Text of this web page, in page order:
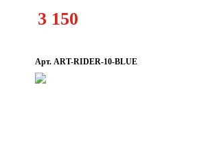
3 150
Арт. ART-RIDER-10-BLUE